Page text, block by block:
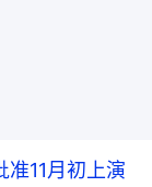
11月初上演